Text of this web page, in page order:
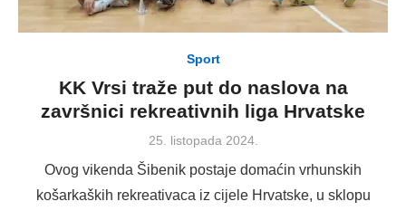
Sport
KK Vrsi traže put do naslova na
završnici rekreativnih liga Hrvatske
Posted
25. listopada 2024.
Ovog vikenda Šibenik postaje domaćin vrhunskih
košarkaških rekreativaca iz cijele Hrvatske, u sklopu